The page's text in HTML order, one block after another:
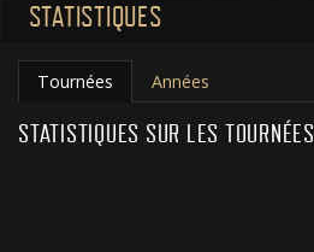
STATISTIQUES
Tournées Années
STATISTIQUES SUR LES TOURNÉES